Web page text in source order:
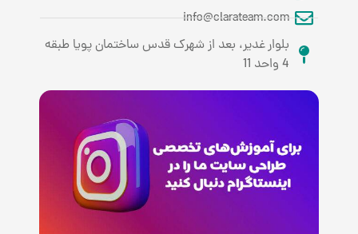
info@clarateam.com
بلوار غدیر، بعد از شهرک قدس ساختمان پویا طبقه
4 واحد 11